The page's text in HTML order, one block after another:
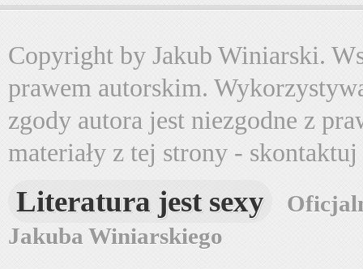
Copyright by Jakub Winiarski.
prawem autorskim.
zgody autora jest niezgodne z
materiały z tej strony -
Literatura jest sexy
Jakuba Winiarskiego